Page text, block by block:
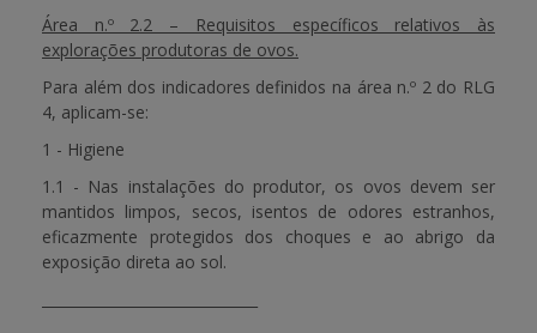
Área n.º 2.2 – Requisitos específicos relativos às
explorações produtoras de ovos.
Para além dos indicadores definidos na área n.º 2 do RLG
4, aplicam-se:
1 - Higiene
1.1 - Nas instalações do produtor, os ovos devem ser
mantidos limpos, secos, isentos de odores estranhos,
eficazmente protegidos dos choques e ao abrigo da
exposição direta ao sol.